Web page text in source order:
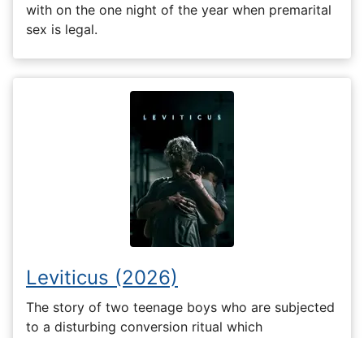
with on the one night of the year when premarital
sex is legal.
Leviticus (2026)
The story of two teenage boys who are subjected
to a disturbing conversion ritual which